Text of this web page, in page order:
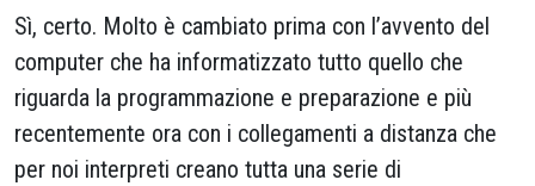
Sì, certo. Molto è cambiato prima con l’avvento del
computer che ha informatizzato tutto quello che
riguarda la programmazione e preparazione e più
recentemente ora con i collegamenti a distanza che
per noi interpreti creano tutta una serie di